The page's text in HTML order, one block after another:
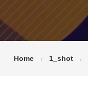
Home 1_shot